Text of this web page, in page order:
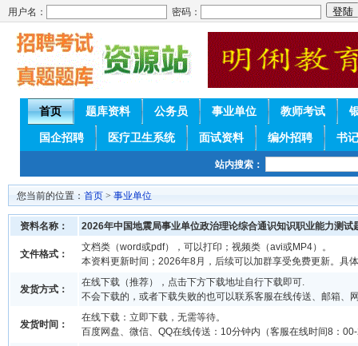
用户名： 密码：
首页 题库资料 公务员 事业单位 教师考试
国企招聘 医疗卫生系统 面试资料 编外招聘 书
站内搜索：
您当前的位置： 首页 > 事业单位
资料名称： 2026年中国地震局事业单位政治理论综合通识知识职业能力测试
文件格式：
文档类（word或pdf），可以打印；视频类（avi或MP4）。
本资料更新时间；2026年8月，后续可以加群享受免费更新。具
发货方式：
在线下载（推荐），点击下方下载地址自行下载即可.
不会下载的，或者下载失败的也可以联系客服在线传送、邮箱、
发货时间：
在线下载：立即下载，无需等待。
百度网盘、微信、QQ在线传送：10分钟内（客服在线时间8：